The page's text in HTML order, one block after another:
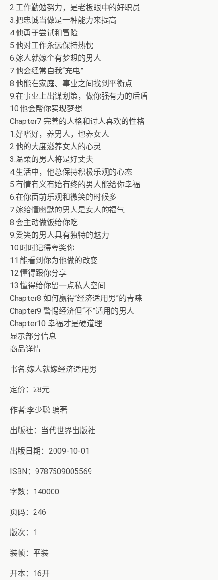
2.工作勤勉努力，是老板眼中的好职员
3.把忠诚当做是一种能力来提高
4.他勇于尝试和冒险
5.他对工作永远保持热忱
6.嫁人就嫁个有梦想的男人
7.他会经常自我“充电”
8.他能在家庭、事业之间找到平衡点
9.在事业上出谋划策，做你强有力的后盾
10.他会帮你实现梦想
Chapter7 完善的人格和讨人喜欢的性格
1.好嗜好，养男人，也养女人
2.他的大度滋养女人的心灵
3.温柔的男人将是好丈夫
4.生活中，他总保持积极乐观的心态
5.有情有义有始有终的男人能给你幸福
6.在你面前乐观和微笑的时候多
7.嫁给懂幽默的男人是女人的福气
8.会主动做饭给你吃
9.爱笑的男人具有独特的魅力
10.时时记得夸奖你
11.能看到你为他做的改变
12.懂得跟你分享
13.懂得给你留一点私人空间
Chapter8 如何赢得“经济适用男”的青睐
Chapter9 警惕经济但“不”适用的男人
Chapter10 幸福才是硬道理
显示部分信息
商品详情
书名:嫁人就嫁经济适用男
定价：28元
作者:李少聪 编著
出版社：当代世界出版社
出版日期：2009-10-01
ISBN：9787509005569
字数：140000
页码：246
版次：1
装帧：平装
开本：16开